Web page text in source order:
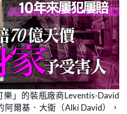
樂」的裝瓶廠商Leventis-David
爾基．大衛（Alki David），